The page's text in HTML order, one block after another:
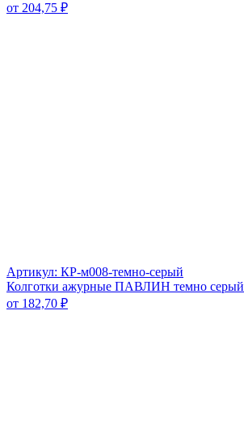
от 204,75 ₽
Артикул: КР-м008-темно-серый
Колготки ажурные ПАВЛИН темно серый
от 182,70 ₽